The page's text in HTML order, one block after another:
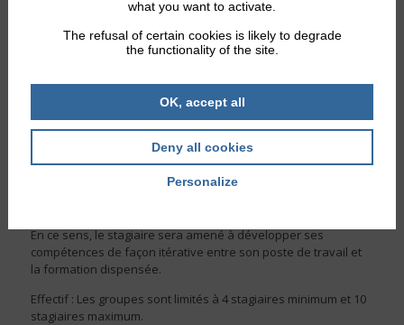
Mobiliser les personnes concernées par la prévention
Adopter de bonnes pratiques et des gestes appropriés à
la tâche à effectuer
Modalités pédagogiques :
La formation-action s’inscrit dans un principe d’acquisition de
compétences directement transférables en situation
En ce sens, le stagiaire sera amené à développer ses
compétences de façon itérative entre son poste de travail et
la formation dispensée.
Effectif : Les groupes sont limités à 4 stagiaires minimum et 10
stagiaires maximum.
what you want to activate.
The refusal of certain cookies is likely to degrade
the functionality of the site.
OK, accept all
Deny all cookies
Personalize